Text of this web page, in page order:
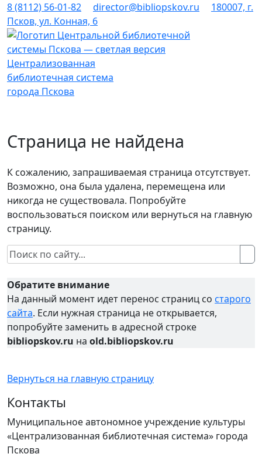
Пролистать
до
контента
8 (8112) 56-01-82 director@bibliopskov.ru
180007, г.
Псков, ул. Конная, 6
Централизованная
библиотечная система
города Пскова
Страница не найдена
К сожалению, запрашиваемая страница отсутствует.
Возможно, она была удалена, перемещена или
никогда не существовала. Попробуйте
воспользоваться поиском или вернуться на главную
страницу.
Обратите внимание
На данный момент идет перенос страниц со старого
сайта. Если нужная страница не открывается,
попробуйте заменить в адресной строке
bibliopskov.ru на old.bibliopskov.ru
Вернуться на главную страницу
Контакты
Муниципальное автономное учреждение культуры
«Централизованная библиотечная система» города
Пскова